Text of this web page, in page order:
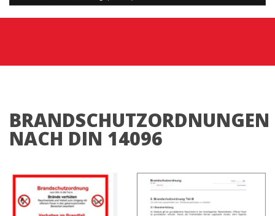
BRANDSCHUTZORDNUNGEN
NACH DIN 14096